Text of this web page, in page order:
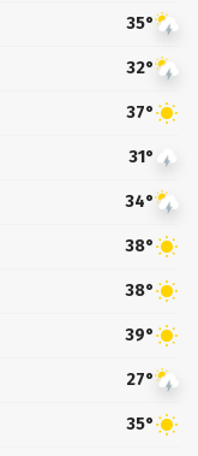
35°
32°
37°
31°
34°
38°
38°
39°
27°
35°